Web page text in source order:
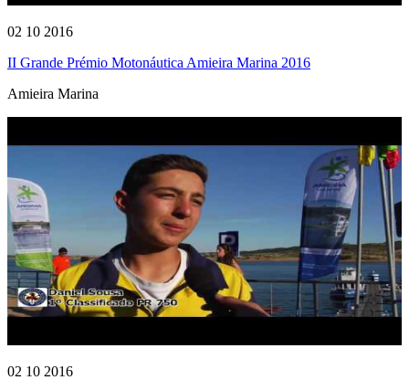
02 10 2016
II Grande Prémio Motonáutica Amieira Marina 2016
Amieira Marina
02 10 2016